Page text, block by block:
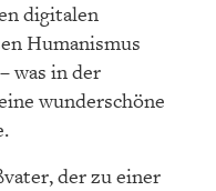
digitalen
Humanismus
was in der
wunderschöne
der zu einer